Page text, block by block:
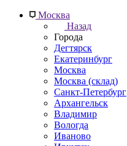
Москва
Назад
Города
Дегтярск
Екатеринбург
Москва
Москва (склад)
Санкт-Петербург
Архангельск
Владимир
Вологда
Иваново